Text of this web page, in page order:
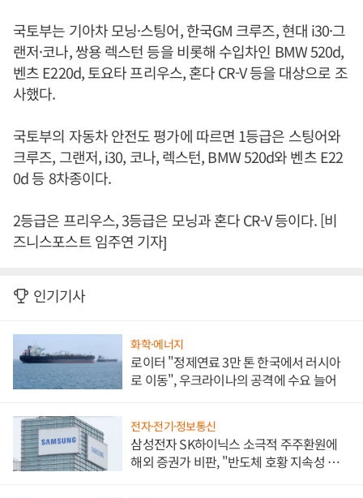
국토부는 기아차 모닝·스팅어, 한국GM 크루즈, 현대 i30·그
랜저·코나, 쌍용 렉스턴 등을 비롯해 수입차인 BMW 520d,
벤츠 E220d, 토요타 프리우스, 혼다 CR-V 등을 대상으로 조
사했다.
국토부의 자동차 안전도 평가에 따르면 1등급은 스팅어와
크루즈, 그랜저, i30, 코나, 렉스턴, BMW 520d와 벤츠 E22
0d 등 8차종이다.
2등급은 프리우스, 3등급은 모닝과 혼다 CR-V 등이다. [비
즈니스포스트 임주연 기자]
인기기사
화학·에너지
로이터 "정제연료 3만 톤 한국에서 러시아
로 이동", 우크라이나의 공격에 수요 늘어
전자·전기·정보통신
삼성전자 SK하이닉스 소극적 주주환원에
해외 증권가 비판, "반도체 호황 지속성 의